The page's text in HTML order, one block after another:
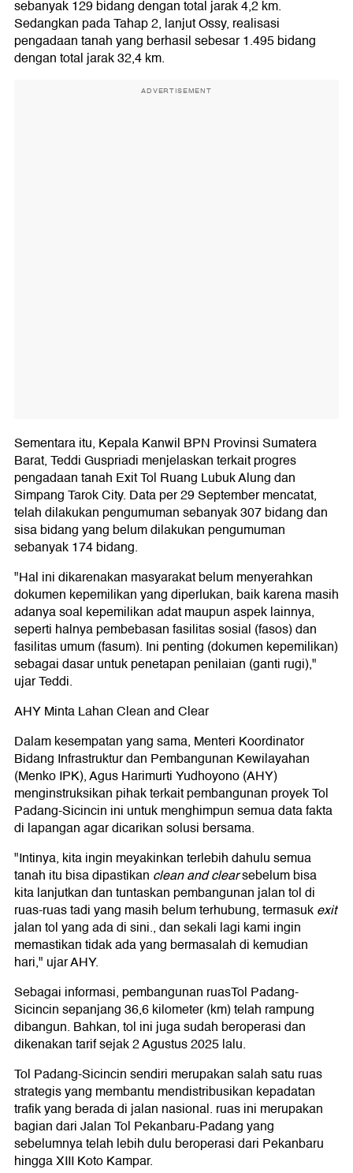
sebanyak 129 bidang dengan total jarak 4,2 km.
Sedangkan pada Tahap 2, lanjut Ossy, realisasi
pengadaan tanah yang berhasil sebesar 1.495 bidang
dengan total jarak 32,4 km.
ADVERTISEMENT
Sementara itu, Kepala Kanwil BPN Provinsi Sumatera
Barat, Teddi Guspriadi menjelaskan terkait progres
pengadaan tanah Exit Tol Ruang Lubuk Alung dan
Simpang Tarok City. Data per 29 September mencatat,
telah dilakukan pengumuman sebanyak 307 bidang dan
sisa bidang yang belum dilakukan pengumuman
sebanyak 174 bidang.
"Hal ini dikarenakan masyarakat belum menyerahkan
dokumen kepemilikan yang diperlukan, baik karena masih
adanya soal kepemilikan adat maupun aspek lainnya,
seperti halnya pembebasan fasilitas sosial (fasos) dan
fasilitas umum (fasum). Ini penting (dokumen kepemilikan)
sebagai dasar untuk penetapan penilaian (ganti rugi),"
ujar Teddi.
AHY Minta Lahan Clean and Clear
Dalam kesempatan yang sama, Menteri Koordinator
Bidang Infrastruktur dan Pembangunan Kewilayahan
(Menko IPK), Agus Harimurti Yudhoyono (AHY)
menginstruksikan pihak terkait pembangunan proyek Tol
Padang-Sicincin ini untuk menghimpun semua data fakta
di lapangan agar dicarikan solusi bersama.
"Intinya, kita ingin meyakinkan terlebih dahulu semua
tanah itu bisa dipastikan clean and clearsebelum bisa
kita lanjutkan dan tuntaskan pembangunan jalan tol di
ruas-ruas tadi yang masih belum terhubung, termasukexit
jalan tol yang ada di sini., dan sekali lagi kami ingin
memastikan tidak ada yang bermasalah di kemudian
hari," ujar AHY.
Sebagai informasi, pembangunan ruasTol Padang-
Sicincin sepanjang 36,6 kilometer (km) telah rampung
dibangun. Bahkan, tol ini juga sudah beroperasi dan
dikenakan tarif sejak 2 Agustus 2025 lalu.
Tol Padang-Sicincin sendiri merupakan salah satu ruas
strategis yang membantu mendistribusikan kepadatan
trafik yang berada di jalan nasional. ruas ini merupakan
bagian dari Jalan Tol Pekanbaru-Padang yang
sebelumnya telah lebih dulu beroperasi dari Pekanbaru
hingga XIII Koto Kampar.